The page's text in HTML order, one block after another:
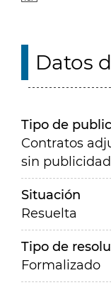
Datos
Tipo de
Contratos
sin publicidad
Situación
Resuelta
Tipo de
Formalizado